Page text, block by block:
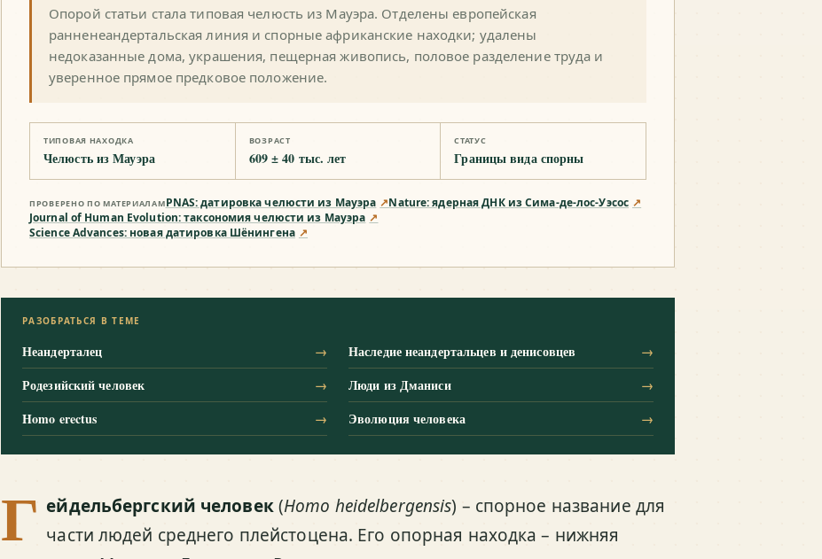
Опорой статьи стала типовая челюсть из Мауэра. Отделены европейская
ранненеандертальская линия и спорные африканские находки; удалены
недоказанные дома, украшения, пещерная живопись, половое разделение труда и
уверенное прямое предковое положение.
ТИПОВАЯ НАХОДКА
Челюсть из Мауэра
ВОЗРАСТ
609 ± 40 тыс. лет
СТАТУС
Границы вида спорны
ПРОВЕРЕНО ПО МАТЕРИАЛАМPNAS: датировка челюсти из Мауэра ↗Nature: ядерная ДНК из Сима-де-лос-Уэсос ↗
Journal of Human Evolution: таксономия челюсти из Мауэра ↗
Science Advances: новая датировка Шёнингена ↗
РАЗОБРАТЬСЯ В ТЕМЕ
Неандерталец → Наследие неандертальцев и денисовцев
→
Родезийский человек
→ Люди из Дманиси
→
Homo erectus
→ Эволюция человека →
Г ейдельбергский человек(Homo heidelbergensis) – спорное название для
части людей среднего плейстоцена. Его опорная находка – нижняя